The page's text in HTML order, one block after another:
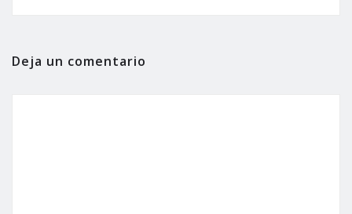
Deja un comentario